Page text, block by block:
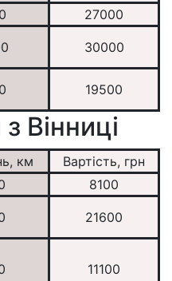
27000
30000
19500
Вінниці
км
Вартість, грн
8100
21600
11100